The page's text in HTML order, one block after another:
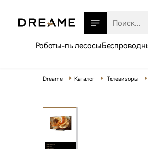
Роботы-пылесосы
Беспроводные пылесосы
Моющие пылесосы
Товары для дома
Dreame Каталог Телевизоры